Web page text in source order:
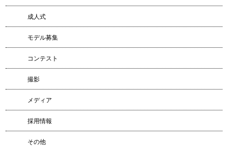
成人式
モデル募集
コンテスト
撮影
メディア
採用情報
その他